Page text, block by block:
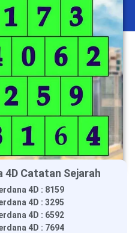
4D Catatan Sejarah
4D : 8159
4D : 3295
4D : 6592
4D : 7694